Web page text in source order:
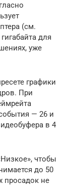
(см.
для
уже
графики
При
— 26 и
в 4
чтобы
до 50
просадок не